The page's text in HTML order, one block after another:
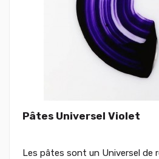
Pâtes Universel Violet
Les pâtes sont un Universel de